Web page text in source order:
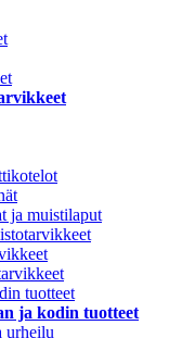
ja muistilaput
tuotteet
ja kodin tuotteet
urheilu